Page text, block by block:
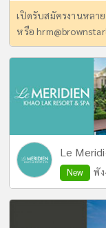
เปิดรับสมัครงานหลา
หรือ
Le
New พัง